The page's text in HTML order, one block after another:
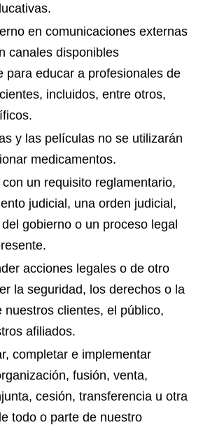
en comunicaciones externas
canales disponibles
para educar a profesionales de
incluidos, entre otros,
y las películas no se utilizarán
medicamentos.
un requisito reglamentario,
judicial, una orden judicial,
gobierno o un proceso legal
acciones legales o de otro
la seguridad, los derechos o la
nuestros clientes, el público,
afiliados.
completar e implementar
fusión, venta,
cesión, transferencia u otra
todo o parte de nuestro